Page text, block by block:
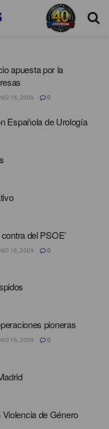
apuesta por la
16, 2009 0
Española de Urología
del PSOE’
16, 2009 0
pioneras
16, 2009 0
de Género